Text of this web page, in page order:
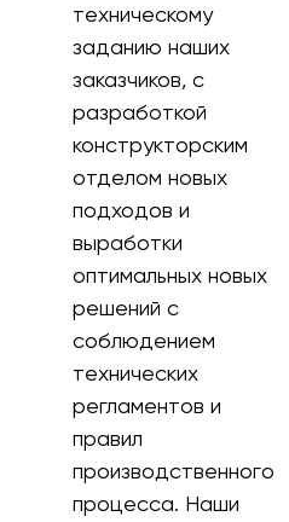
техническому
заданию наших
заказчиков, с
разработкой
конструкторским
отделом новых
подходов и
выработки
оптимальных новых
решений с
соблюдением
технических
регламентов и
правил
производственного
процесса. Наши